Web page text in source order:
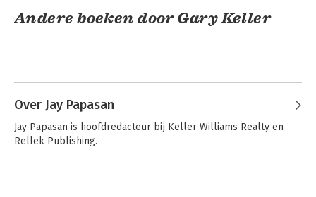
Andere boeken door Gary Keller
Over Jay Papasan
Jay Papasan is hoofdredacteur bij Keller Williams Realty en
Rellek Publishing.